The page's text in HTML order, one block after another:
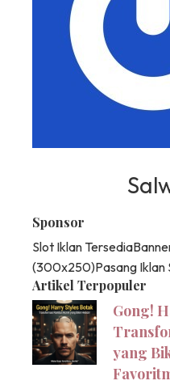
Sponsor
Slot Iklan Tersedia
(300x250)Pasang Iklan
Artikel Terpopuler
Gong!
yang